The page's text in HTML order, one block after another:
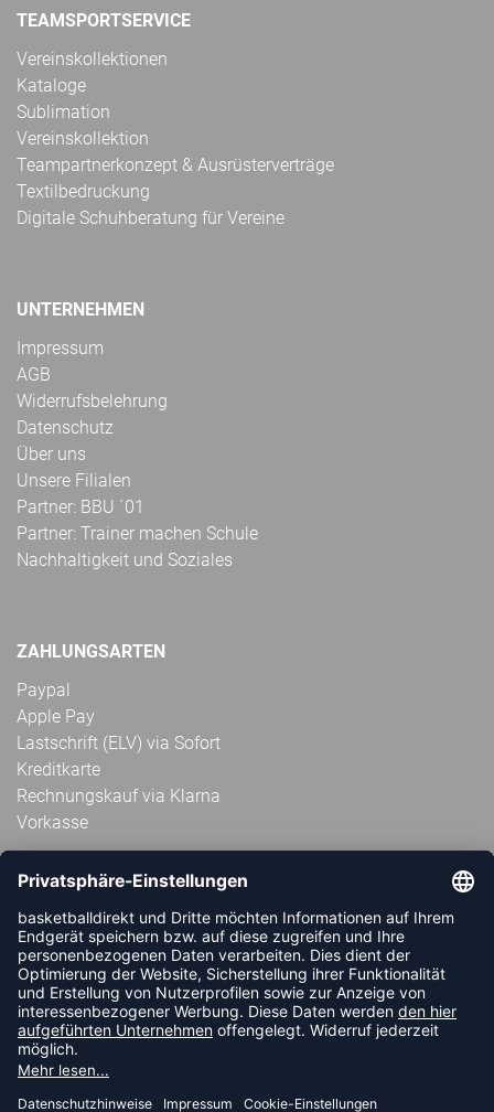
TEAMSPORTSERVICE
Vereinskollektionen
Kataloge
Sublimation
Vereinskollektion
Teampartnerkonzept & Ausrüsterverträge
Textilbedruckung
Digitale Schuhberatung für Vereine
UNTERNEHMEN
Impressum
AGB
Widerrufsbelehrung
Datenschutz
Über uns
Unsere Filialen
Partner: BBU ´01
Partner: Trainer machen Schule
Nachhaltigkeit und Soziales
ZAHLUNGSARTEN
Paypal
Apple Pay
Lastschrift (ELV) via Sofort
Kreditkarte
Rechnungskauf via Klarna
Vorkasse
ABONNIERE JETZT DEN KOSTENLOSEN
HANDBALLDIREKT-NEWSLETTER UND VERPASSE KEINE
NEUIGKEIT ODER AKTION MEHR.
JETZT ANMELDEN